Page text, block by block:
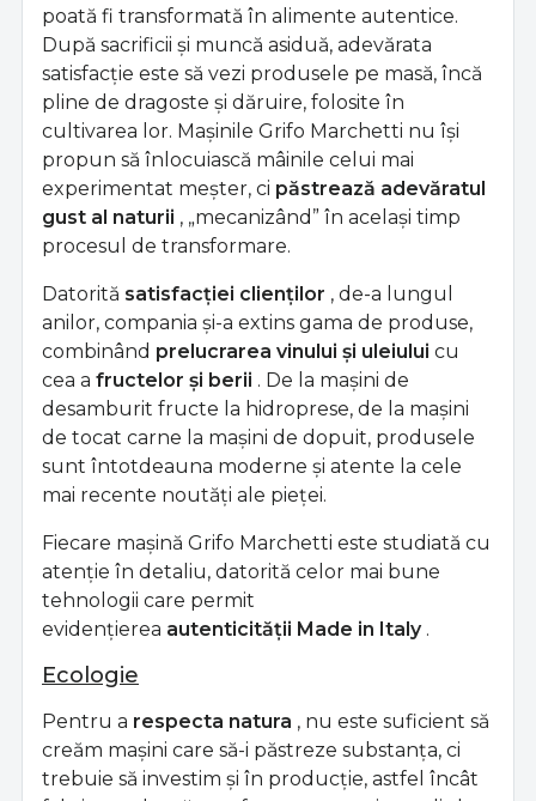
poată fi transformată în alimente autentice.
După sacrificii și muncă asiduă, adevărata
satisfacție este să vezi produsele pe masă, încă
pline de dragoste și dăruire, folosite în
cultivarea lor. Mașinile Grifo Marchetti nu își
propun să înlocuiască mâinile celui mai
experimentat meșter, ci păstrează adevăratul
gust al naturii , „mecanizând” în același timp
procesul de transformare.
Datorită satisfacției clienților , de-a lungul
anilor, compania și-a extins gama de produse,
combinând prelucrarea vinului și uleiului cu
cea a fructelor și berii . De la mașini de
desamburit fructe la hidroprese, de la mașini
de tocat carne la mașini de dopuit, produsele
sunt întotdeauna moderne și atente la cele
mai recente noutăți ale pieței.
Fiecare mașină Grifo Marchetti este studiată cu
atenție în detaliu, datorită celor mai bune
tehnologii care permit
evidențierea autenticității Made in Italy.
Ecologie
Pentru a respecta natura , nu este suficient să
creăm mașini care să-i păstreze substanța, ci
trebuie să investim și în producție, astfel încât